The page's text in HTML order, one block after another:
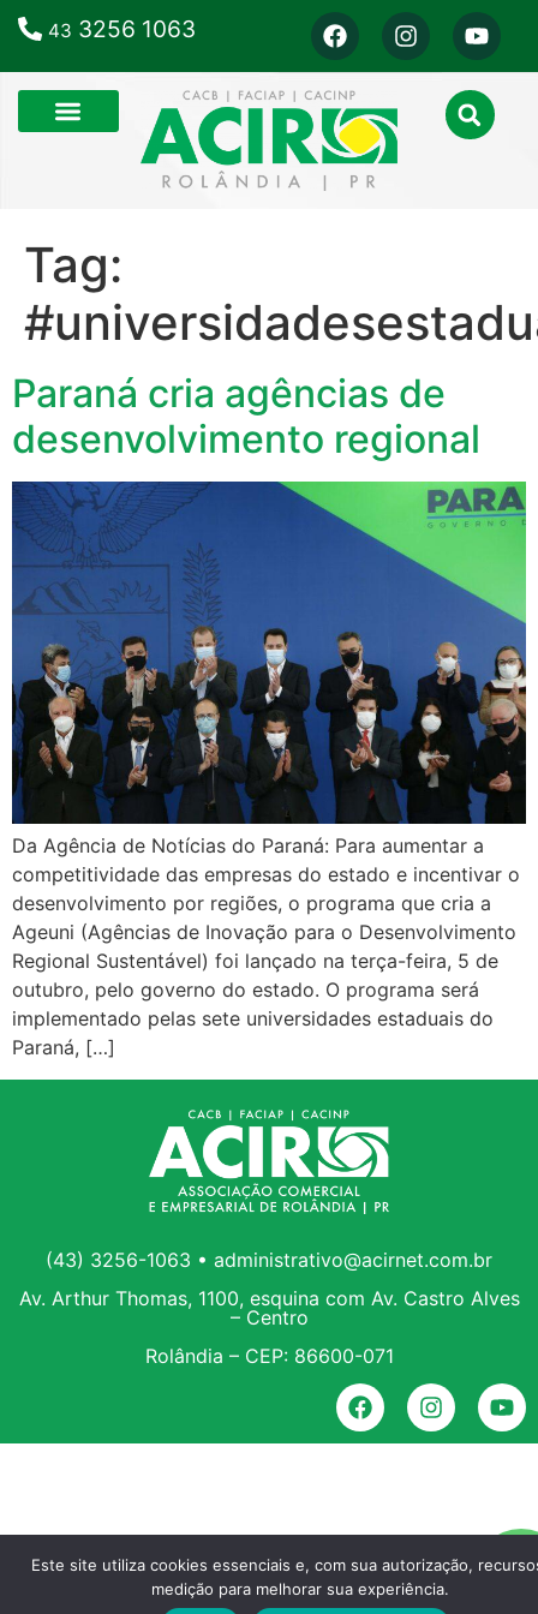
43 3256 1063
Tag:
Paraná cria agências de
desenvolvimento regional
Da Agência de Notícias do Paraná: Para aumentar a
competitividade das empresas do estado e incentivar o
desenvolvimento por regiões, o programa que cria a
Ageuni (Agências de Inovação para o Desenvolvimento
Regional Sustentável) foi lançado na terça-feira, 5 de
outubro, pelo governo do estado. O programa será
implementado pelas sete universidades estaduais do
Paraná, […]
(43) 3256-1063 • administrativo@acirnet.com.br
Av. Arthur Thomas, 1100, esquina com Av. Castro Alves
– Centro
Rolândia – CEP: 86600-071
Este site utiliza cookies essenciais e, com sua autorização,
medição para melhorar sua experiência.